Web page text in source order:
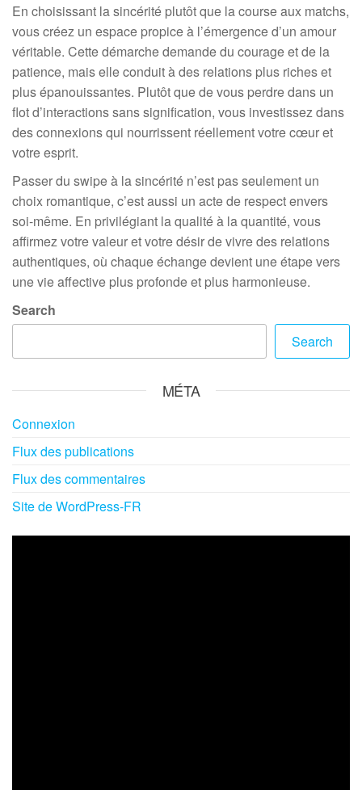
En choisissant la sincérité plutôt que la course aux matchs,
vous créez un espace propice à l’émergence d’un amour
véritable. Cette démarche demande du courage et de la
patience, mais elle conduit à des relations plus riches et
plus épanouissantes. Plutôt que de vous perdre dans un
flot d’interactions sans signification, vous investissez dans
des connexions qui nourrissent réellement votre cœur et
votre esprit.
Passer du swipe à la sincérité n’est pas seulement un
choix romantique, c’est aussi un acte de respect envers
soi-même. En privilégiant la qualité à la quantité, vous
affirmez votre valeur et votre désir de vivre des relations
authentiques, où chaque échange devient une étape vers
une vie affective plus profonde et plus harmonieuse.
Search
Search
MÉTA
Connexion
Flux des publications
Flux des commentaires
Site de WordPress-FR